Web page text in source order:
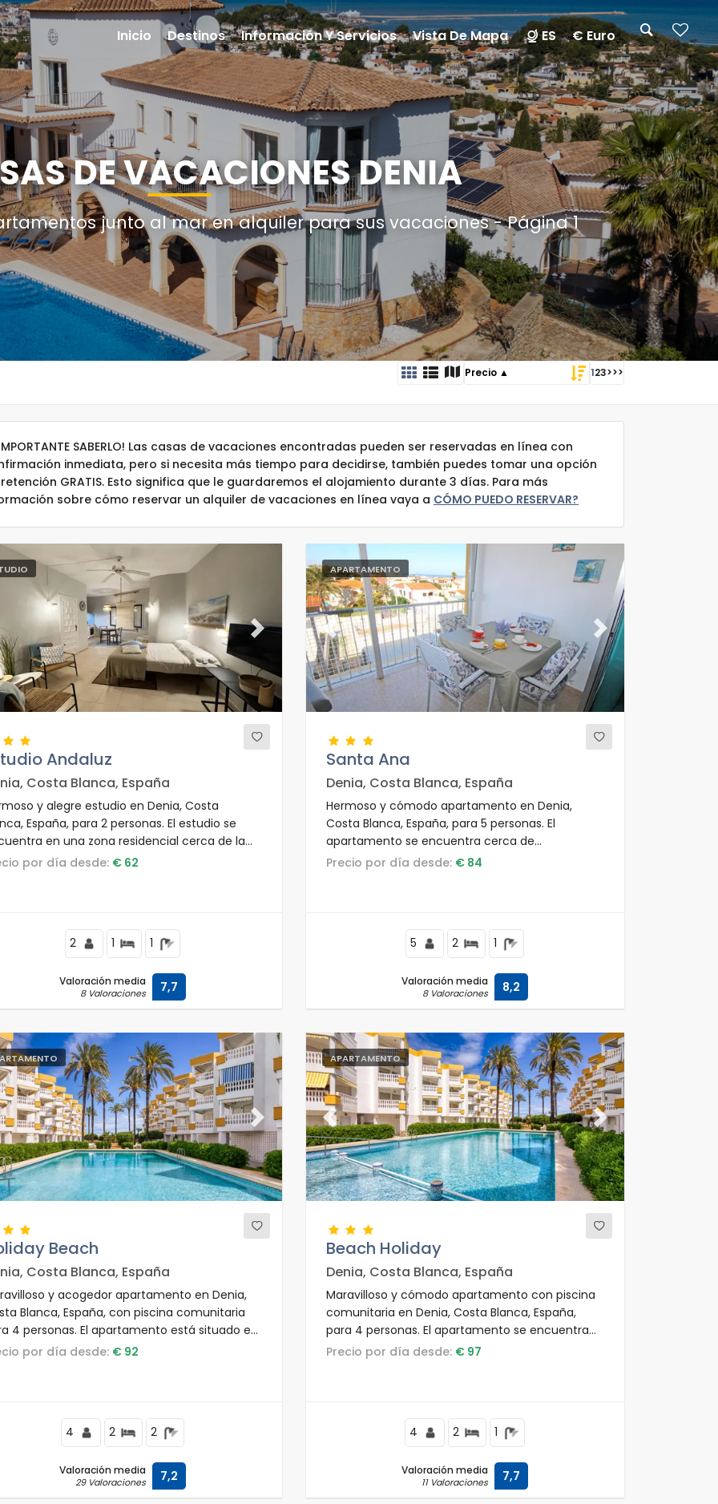
DE VACACIONES DENIA
junto al mar en alquiler para sus vacaciones - Página 1
123>>>
IMPORTANTE SABERLO! Las casas de vacaciones encontradas pueden ser reservadas en línea con
inmediata, pero si necesita más tiempo para decidirse, también puedes tomar una opción
GRATIS. Esto significa que le guardaremos el alojamiento durante 3 días. Para más
sobre cómo reservar un alquiler de vacaciones en línea vaya a CÓMO PUEDO RESERVAR?
Next
Andaluz
Costa Blanca, España
y alegre estudio en Denia, Costa
España, para 2 personas. El estudio se
en una zona residencial cerca de la
próximo a restaurantes, bares,
por día desde: € 62
2 1 1
Valoración media
8 Valoraciones 7,7
APARTAMENTO
Previous Next
Santa Ana
Denia, Costa Blanca, España
Hermoso y cómodo apartamento en Denia,
Costa Blanca, España, para 5 personas. El
apartamento se encuentra cerca de
restaurantes, bares y supermercados, a solo 50
Precio por día desde: € 84
5 2 1
Valoración media
8 Valoraciones 8,2
Next
Beach
Costa Blanca, España
y acogedor apartamento en Denia,
Blanca, España, con piscina comunitaria
4 personas. El apartamento está situado en
zona residencial de playa, cerca de
por día desde: € 92
4 2 2
Valoración media
29 Valoraciones 7,2
APARTAMENTO
Previous Next
Beach Holiday
Denia, Costa Blanca, España
Maravilloso y cómodo apartamento con piscina
comunitaria en Denia, Costa Blanca, España,
para 4 personas. El apartamento se encuentra
en una zona residencial de playa, cerca de
Precio por día desde: € 97
4 2 1
Valoración media
11 Valoraciones 7,7
Inicio Destinos Información Y Servicios Vista De Mapa ES € Euro